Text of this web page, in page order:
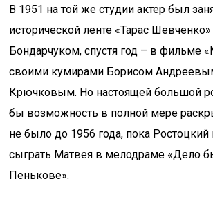
В 1951 на той же студии актер был
исторической ленте «Тарас
Бондарчуком, спустя год – в фильме
своими кумирами Борисом
Крючковым. Но настоящей большой
бы возможность в полной мере
не было до 1956 года, пока
сыграть Матвея в мелодраме «Дело
Пенькове».